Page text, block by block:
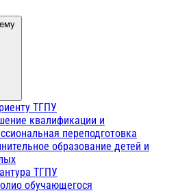
ТГПУ
квалификации и
переподготовка
образование детей и
ТГПУ
обучающегося